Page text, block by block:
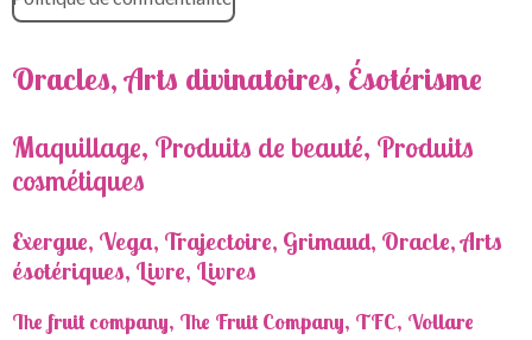
Oracles, Arts divinatoires, Ésotérisme
Maquillage, Produits de beauté, Produits
cosmétiques
Exergue, Vega, Trajectoire, Grimaud, Oracle, Arts
ésotériques, Livre, Livres
The fruit company, The Fruit Company, TFC, Vollare